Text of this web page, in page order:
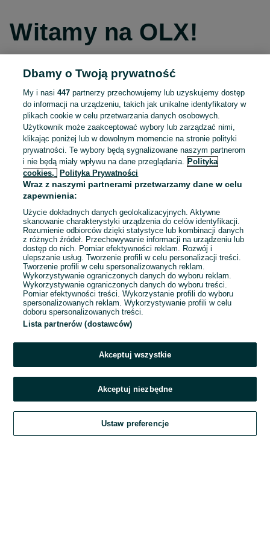
Witamy na OLX!
Kontynuuj przez Facebooka
Kontynuuj przez konto Apple
Kontynuuj przez konto Google
LUB
E-mail
Hasło
Zaloguj się
Kontynuując za pośrednictwem jednego z dostawców wskazanych powyżej,
OLX.pl w jego aktualnym brzmieniu.
Dbamy o Twoją prywatność
My i nasi447 partnerzy przechowujemy lub uzyskujemy dostęp
do informacji na urządzeniu, takich jak unikalne identyfikatory w
plikach cookie w celu przetwarzania danych osobowych.
Użytkownik może zaakceptować wybory lub zarządzać nimi,
klikając poniżej lub w dowolnym momencie na stronie polityki
prywatności. Te wybory będą sygnalizowane naszym partnerom
i nie będą miały wpływu na dane przeglądania.
Polityka
cookies,
Polityka Prywatności
Wraz z naszymi partnerami przetwarzamy dane w celu
zapewnienia:
Użycie dokładnych danych geolokalizacyjnych. Aktywne
skanowanie charakterystyki urządzenia do celów identyfikacji.
Rozumienie odbiorców dzięki statystyce lub kombinacji danych
z różnych źródeł. Przechowywanie informacji na urządzeniu lub
dostęp do nich. Pomiar efektywności reklam. Rozwój i
ulepszanie usług. Tworzenie profili w celu personalizacji treści.
Tworzenie profili w celu spersonalizowanych reklam.
Wykorzystywanie ograniczonych danych do wyboru reklam.
Wykorzystywanie ograniczonych danych do wyboru treści.
Pomiar efektywności treści. Wykorzystanie profili do wyboru
spersonalizowanych reklam. Wykorzystywanie profili w celu
doboru spersonalizowanych treści.
Lista partnerów (dostawców)
Akceptuj wszystkie
Akceptuj niezbędne
Ustaw preferencje